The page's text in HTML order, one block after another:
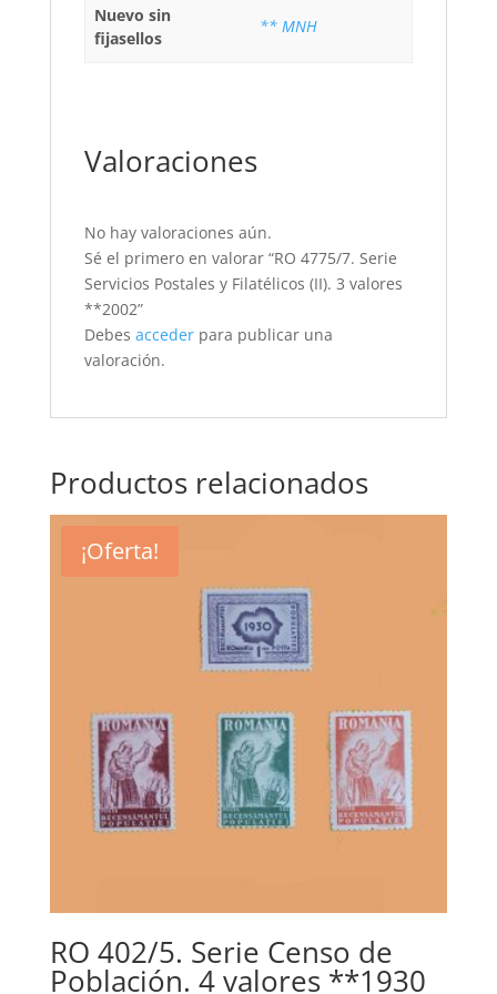
Nuevo sin
fijasellos
** MNH
Valoraciones
No hay valoraciones aún.
Sé el primero en valorar “RO 4775/7. Serie
Servicios Postales y Filatélicos (II). 3 valores
**2002”
Debes accederpara publicar una
valoración.
Productos relacionados
¡Oferta!
RO 402/5. Serie Censo de
Población. 4 valores **1930